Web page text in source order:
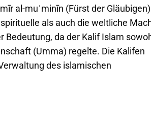
al-muʾminīn (Fürst der Gläubigen)
als auch die weltliche
da der Kalif Islam
(Umma) regelte. Die Kalifen
des islamischen